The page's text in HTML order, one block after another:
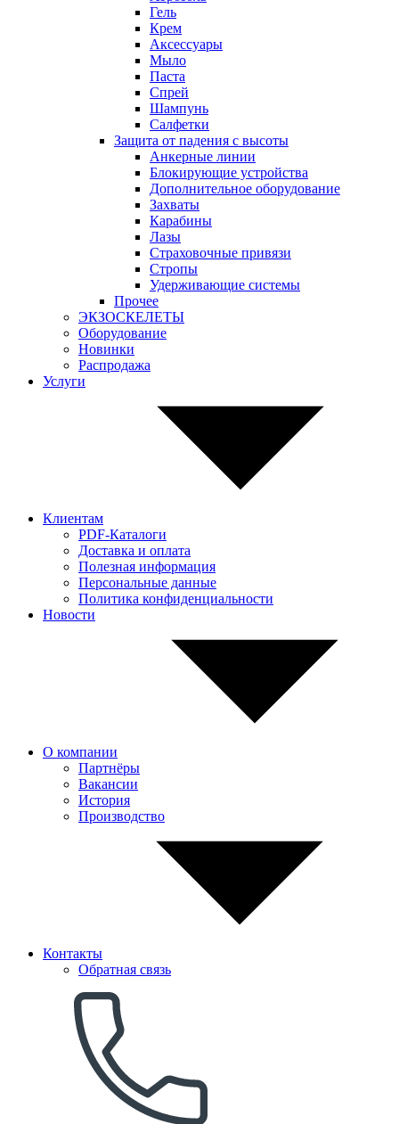
Гель
Крем
Аксессуары
Мыло
Паста
Спрей
Шампунь
Салфетки
Защита от падения с высоты
Анкерные линии
Блокирующие устройства
Дополнительное оборудование
Захваты
Карабины
Лазы
Страховочные привязи
Стропы
Удерживающие системы
Прочее
ЭКЗОСКЕЛЕТЫ
Оборудование
Новинки
Распродажа
Услуги
Клиентам
PDF-Каталоги
Доставка и оплата
Полезная информация
Персональные данные
Политика конфиденциальности
Новости
О компании
Партнёры
Вакансии
История
Производство
Контакты
Обратная связь